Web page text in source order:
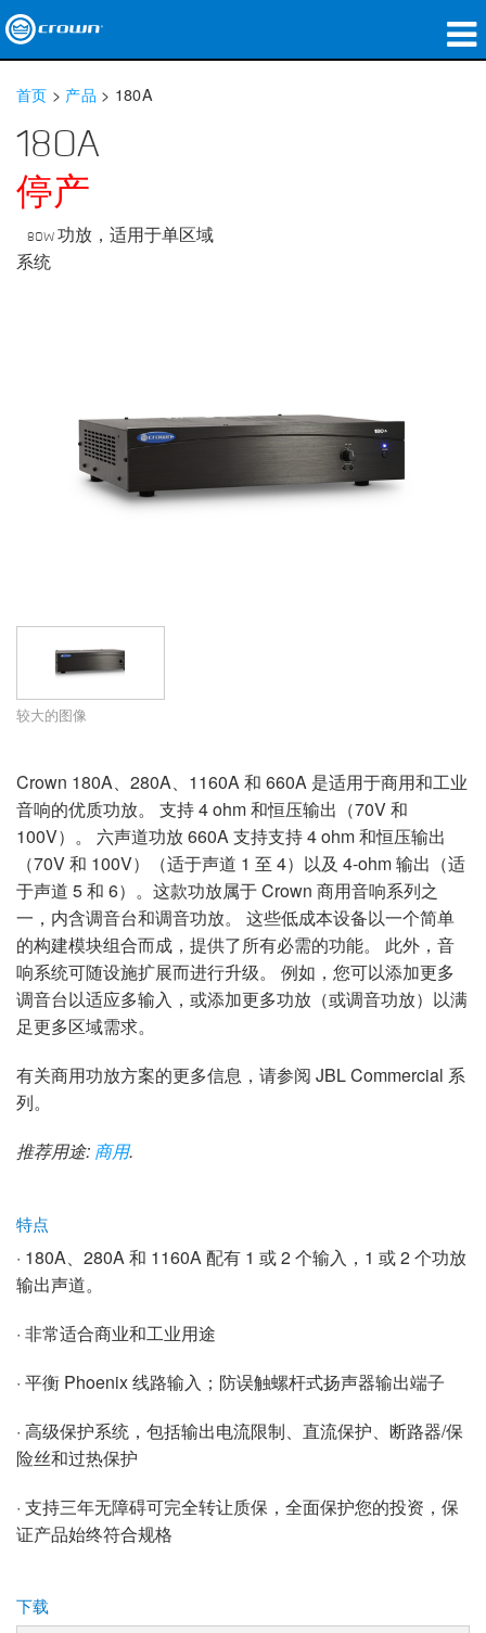
应用领域
网络音频传输
哪里购买
案例研究
语言/地区
首页 > 产品 > 180A
180A
停产
80W 功放，适用于单区域
系统
较大的图像
Crown 180A、280A、1160A 和 660A 是适用于商用和工业
音响的优质功放。 支持 4 ohm 和恒压输出（70V 和
100V）。 六声道功放 660A 支持支持 4 ohm 和恒压输出
（70V 和 100V）（适于声道 1 至 4）以及 4-ohm 输出（适
于声道 5 和 6）。这款功放属于 Crown 商用音响系列之
一，内含调音台和调音功放。 这些低成本设备以一个简单
的构建模块组合而成，提供了所有必需的功能。 此外，音
响系统可随设施扩展而进行升级。 例如，您可以添加更多
调音台以适应多输入，或添加更多功放（或调音功放）以满
足更多区域需求。
有关商用功放方案的更多信息，请参阅 JBL Commercial 系
列。
推荐用途: 商用.
特点
· 180A、280A 和 1160A 配有 1 或 2 个输入，1 或 2 个功放
输出声道。
· 非常适合商业和工业用途
· 平衡 Phoenix 线路输入；防误触螺杆式扬声器输出端子
· 高级保护系统，包括输出电流限制、直流保护、断路器/保
险丝和过热保护
· 支持三年无障碍可完全转让质保，全面保护您的投资，保
证产品始终符合规格
下载